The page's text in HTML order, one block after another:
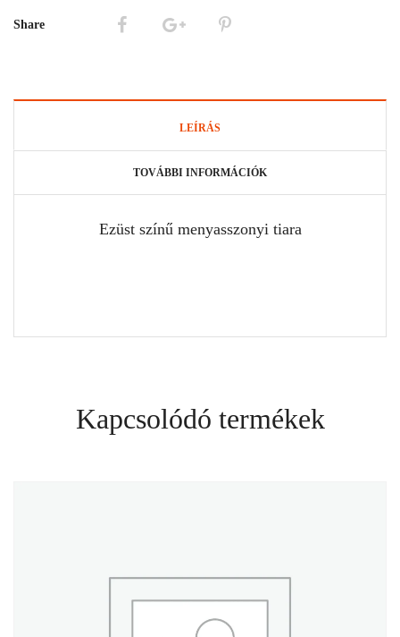
Share
LEÍRÁS
TOVÁBBI INFORMÁCIÓK
Ezüst színű menyasszonyi tiara
Kapcsolódó termékek